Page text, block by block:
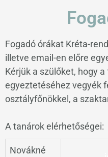
Fogadó órákat Kréta-
illetve email-en előre
Kérjük a szülőket, hogy
egyeztetéséhez vegyék
osztályfőnökkel, a
A tanárok elérhetőségei:
Novákné